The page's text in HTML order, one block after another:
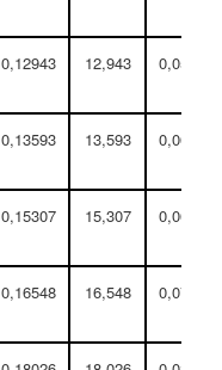
0,12943 12,943 0,05891
0,13593 13,593 0,06187
0,15307 15,307 0,06967
0,16548 16,548 0,07532